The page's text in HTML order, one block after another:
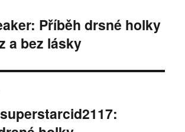
Příběh drsné holky
a bez lásky